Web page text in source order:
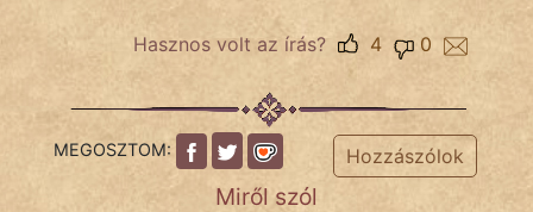
Hasznos volt az írás? 0
4
MEGOSZTOM: Hozzászólok
Miről szól